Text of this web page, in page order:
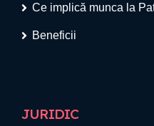
Ce implică munca la
Beneficii
JURIDIC